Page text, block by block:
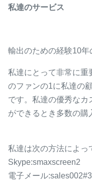
私達のサービス
輸出のための経験10年
私達にとって非常に重
のファンの1に私達の
です。私達の優秀なカ
ができるとき多数の購
私達は次の方法によっ
Skype:smaxscreen2
電子メール